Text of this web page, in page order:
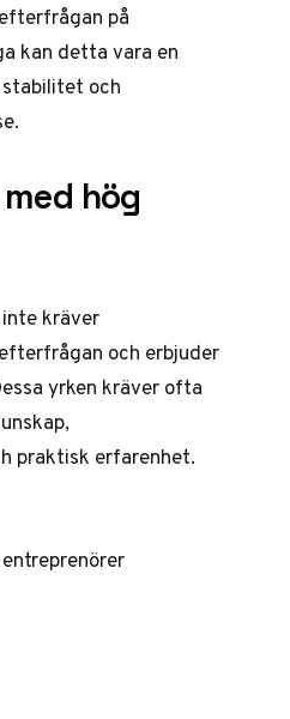
på
kan detta vara en
och
hög
kräver
och erbjuder
yrken kräver ofta
praktisk erfarenhet.